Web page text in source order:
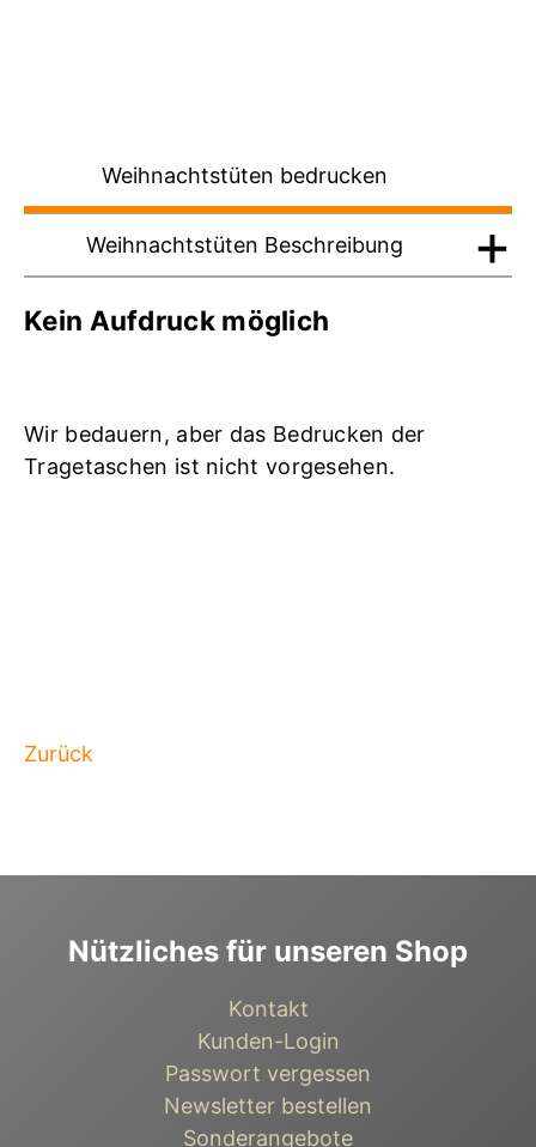
Weihnachtstüten bedrucken
Weihnachtstüten Beschreibung
Kein Aufdruck möglich
Wir bedauern, aber das Bedrucken der
Tragetaschen ist nicht vorgesehen.
Zurück
Nützliches für unseren Shop
Kontakt
Kunden-Login
Passwort vergessen
Newsletter bestellen
Sonderangebote